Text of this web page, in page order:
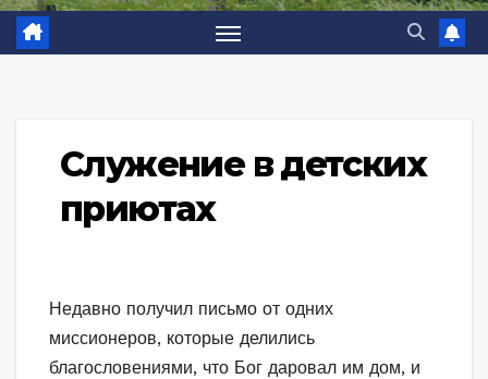
Служение в детских
приютах
Недавно получил письмо от одних
миссионеров, которые делились
благословениями, что Бог даровал им дом, и